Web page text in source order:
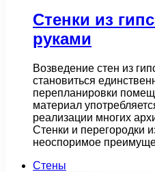
Стенки из
руками
Возведение стен из
становиться
перепланировки
материал
реализации многих
Стенки и перегородки
неоспоримое
Стены